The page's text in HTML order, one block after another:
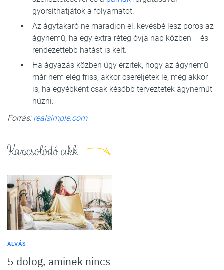
gyorsíthatjátok a folyamatot.
Az ágytakaró ne maradjon el: kevésbé lesz poros az
ágynemű, ha egy extra réteg óvja nap közben – és
rendezettebb hatást is kelt.
Ha ágyazás közben úgy érzitek, hogy az ágynemű
már nem elég friss, akkor cseréljétek le, még akkor
is, ha egyébként csak később terveztetek ágyneműt
húzni.
Forrás:realsimple.com
Kapcsolódó cikk
ALVÁS
5 dolog, aminek nincs